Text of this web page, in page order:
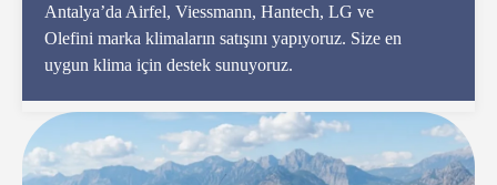
Antalya’da Airfel, Viessmann, Hantech, LG ve
Olefini marka klimaların satışını yapıyoruz. Size en
uygun klima için destek sunuyoruz.